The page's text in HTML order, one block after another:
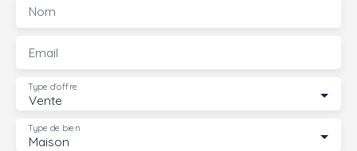
Nom
Email
Vente
Type d'offre
Maison
Type de bien